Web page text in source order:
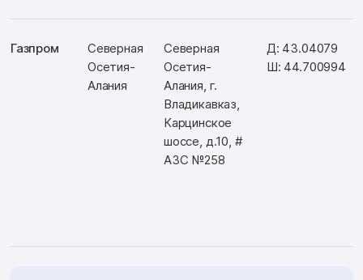
Газпром
Северная
Осетия-
Алания
Северная
Осетия-
Алания, г.
Владикавказ,
Карцинское
шоссе, д.10, #
АЗС №258
Д: 43.04079
Ш: 44.700994